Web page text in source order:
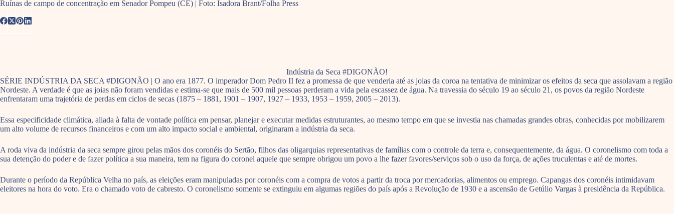
Ruínas de campo de concentração em Senador Pompeu (CE) | Foto: Isadora Brant/Folha Press
Indústria da Seca #DIGONÃO!
SÉRIE INDÚSTRIA DA SECA #DIGONÃO | O ano era 1877. O imperador Dom Pedro II fez a promessa de que venderia até as joias da coroa na tentativa de minimizar os efeitos da seca que assolavam a região
Nordeste. A verdade é que as joias não foram vendidas e estima-se que mais de 500 mil pessoas perderam a vida pela escassez de água. Na travessia do século 19 ao século 21, os povos da região Nordeste
enfrentaram uma trajetória de perdas em ciclos de secas (1875 – 1881, 1901 – 1907, 1927 – 1933, 1953 – 1959, 2005 – 2013).
Essa especificidade climática, aliada à falta de vontade política em pensar, planejar e executar medidas estruturantes, ao mesmo tempo em que se investia nas chamadas grandes obras, conhecidas por mobilizarem
um alto volume de recursos financeiros e com um alto impacto social e ambiental, originaram a indústria da seca.
A roda viva da indústria da seca sempre girou pelas mãos dos coronéis do Sertão, filhos das oligarquias representativas de famílias com o controle da terra e, consequentemente, da água. O coronelismo com toda a
sua detenção do poder e de fazer política a sua maneira, tem na figura do coronel aquele que sempre obrigou um povo a lhe fazer favores/serviços sob o uso da força, de ações truculentas e até de mortes.
Durante o período da República Velha no país, as eleições eram manipuladas por coronéis com a compra de votos a partir da troca por mercadorias, alimentos ou emprego. Capangas dos coronéis intimidavam
eleitores na hora do voto. Era o chamado voto de cabresto. O coronelismo somente se extinguiu em algumas regiões do país após a Revolução de 1930 e a ascensão de Getúlio Vargas à presidência da República.